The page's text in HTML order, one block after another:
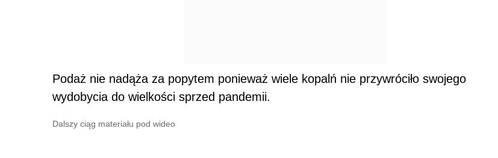
Podaż nie nadąża za popytem ponieważ wiele kopalń nie przywróciło swojego
wydobycia do wielkości sprzed pandemii.
Dalszy ciąg materiału pod wideo